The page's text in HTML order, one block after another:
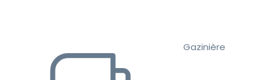
Gazinière